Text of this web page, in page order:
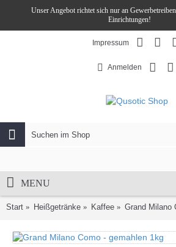
Unser Angebot richtet sich nur an
Einrichtungen!
Impressum
Anmelden
MENU
Start Heißgetränke Kaffee Grand Milano